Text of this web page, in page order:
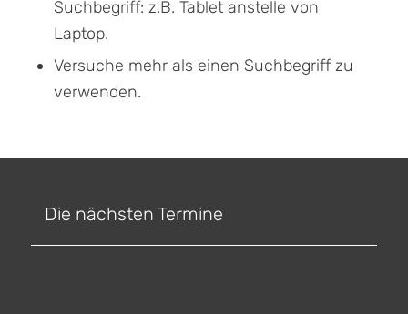
Suchbegriff: z.B. Tablet anstelle von
Laptop.
Versuche mehr als einen Suchbegriff zu
verwenden.
Die nächsten Termine